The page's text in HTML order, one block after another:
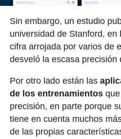
Sin embargo, un estudio
universidad de Stanford, en
cifra arrojada por varios de
desveló la escasa precisión
Por otro lado están las
de los entrenamientosque
precisión, en parte porque
tiene en cuenta muchos
de las propias